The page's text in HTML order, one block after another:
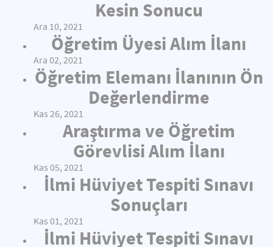
Kesin Sonucu
Ara 10, 2021
Öğretim Üyesi Alım İlanı
Ara 02, 2021
Öğretim Elemanı İlanının Ön
Değerlendirme
Kas 26, 2021
Araştırma ve Öğretim
Görevlisi Alım İlanı
Kas 05, 2021
İlmi Hüviyet Tespiti Sınavı
Sonuçları
Kas 01, 2021
İlmi Hüviyet Tespiti Sınavı